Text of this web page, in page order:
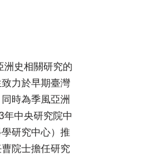
洲史相關研究的
力於早期臺灣
時為季風亞洲
年中央研究院中
研究中心）推
院士擔任研究